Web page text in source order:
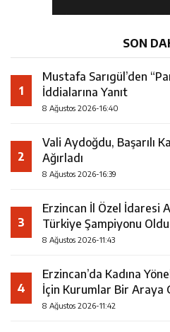
SON
1
Mustafa Sarıgül’den
İddialarına Yanıt
8 Ağustos 2026-16:40
2
Vali Aydoğdu, Başarılı
Ağırladı
8 Ağustos 2026-16:39
3
Erzincan İl Özel İdaresi
Türkiye Şampiyonu Oldu
8 Ağustos 2026-11:43
4
Erzincan’da Kadına
İçin Kurumlar Bir Araya
8 Ağustos 2026-11:42